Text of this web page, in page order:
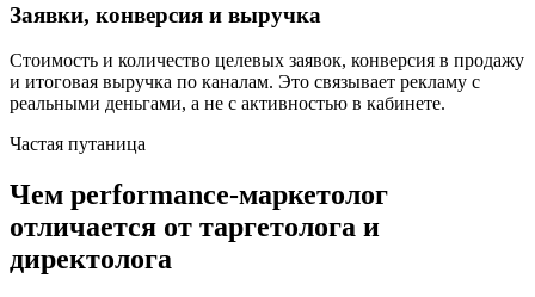
Заявки, конверсия и выручка
Стоимость и количество целевых заявок, конверсия в продажу
и итоговая выручка по каналам. Это связывает рекламу с
реальными деньгами, а не с активностью в кабинете.
Частая путаница
Чем performance-маркетолог
отличается от таргетолога и
директолога